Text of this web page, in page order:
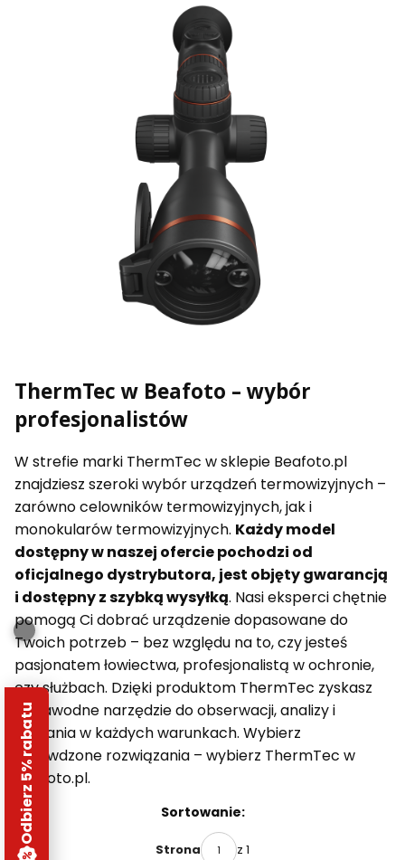
ThermTec w Beafoto – wybór
profesjonalistów
W strefie marki ThermTec w sklepie Beafoto.pl
znajdziesz szeroki wybór urządzeń termowizyjnych –
zarówno celowników termowizyjnych, jak i
monokularów termowizyjnych. Każdy model
dostępny w naszej ofercie pochodzi od
oficjalnego dystrybutora, jest objęty gwarancją
i dostępny z szybką wysyłką. Nasi eksperci chętnie
pomogą Ci dobrać urządzenie dopasowane do
Twoich potrzeb – bez względu na to, czy jesteś
pasjonatem łowiectwa, profesjonalistą w ochronie,
czy służbach. Dzięki produktom ThermTec zyskasz
niezawodne narzędzie do obserwacji, analizy i
działania w każdych warunkach. Wybierz
sprawdzone rozwiązania – wybierz ThermTec w
Beafoto.pl.
Lista produktów Sortowanie:
Strona z 1
Odbierz 5% rabatu